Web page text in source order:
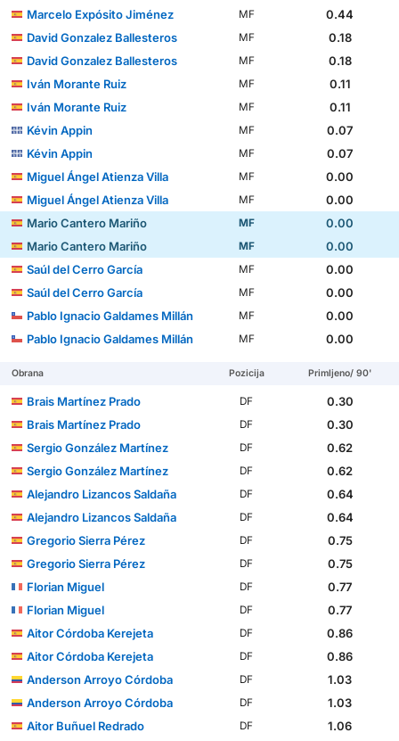
Marcelo Expósito Jiménez
MF
0.44
David Gonzalez Ballesteros
MF
0.18
David Gonzalez Ballesteros
MF
0.18
Iván Morante Ruiz
MF
0.11
Iván Morante Ruiz
MF
0.11
Kévin Appin
MF
0.07
Kévin Appin
MF
0.07
Miguel Ángel Atienza Villa
MF
0.00
Miguel Ángel Atienza Villa
MF
0.00
Mario Cantero Mariño
MF
0.00
Mario Cantero Mariño
MF
0.00
Saúl del Cerro García
MF
0.00
Saúl del Cerro García
MF
0.00
Pablo Ignacio Galdames Millán
MF
0.00
Pablo Ignacio Galdames Millán
MF 0.00
Obrana Pozicija Primljeno/ 90'
Brais Martínez Prado DF
0.30
Brais Martínez Prado
DF
0.30
Sergio González Martínez
DF
0.62
Sergio González Martínez
DF
0.62
Alejandro Lizancos Saldaña
DF
0.64
Alejandro Lizancos Saldaña
DF
0.64
Gregorio Sierra Pérez
DF
0.75
Gregorio Sierra Pérez
DF
0.75
Florian Miguel
DF
0.77
Florian Miguel
DF
0.77
Aitor Córdoba Kerejeta
DF
0.86
Aitor Córdoba Kerejeta
DF
0.86
Anderson Arroyo Córdoba
DF
1.03
Anderson Arroyo Córdoba
DF
1.03
Aitor Buñuel Redrado
DF
1.06